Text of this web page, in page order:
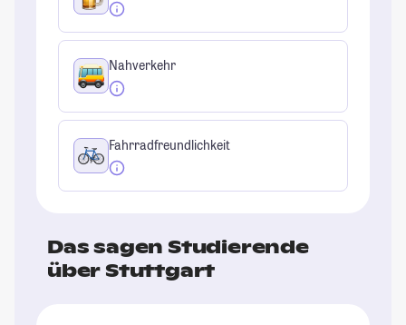
Nahverkehr
Fahrradfreundlichkeit
Das sagen Studierende
über Stuttgart